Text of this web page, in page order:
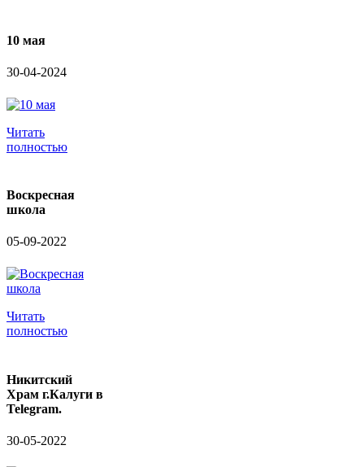
10 мая
30-04-2024
Читать
полностью
Воскресная
школа
05-09-2022
Читать
полностью
Никитский
Храм г.Калуги в
Telegram.
30-05-2022